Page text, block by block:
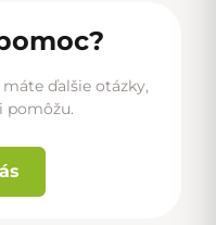
ďalšie otázky,
pomôžu.